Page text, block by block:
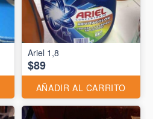
Ariel 1,8
$89
AÑADIR AL CARRITO